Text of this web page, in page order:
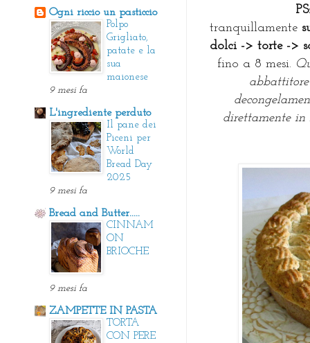
tranquillamente
dolci -> torte ->
fino a 8 mesi.
direttamente
Ogni riccio un pasticcio
Polpo
Grigliato,
patate e la
sua
maionese
9 mesi fa
L'ingrediente perduto
Il pane dei
Piceni per
World
Bread Day
2025
9 mesi fa
Bread and Butter.....
CINNAM
ON
BRIOCHE
9 mesi fa
ZAMPETTE IN PASTA
TORTA
CON PERE